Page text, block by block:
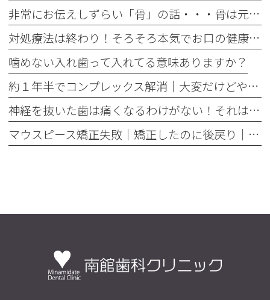
非常にお伝えしずらい「骨」の話・・・骨は元には戻せない？
対処療法は終わり！そろそろ本気でお口の健康とは何かを考えませんか
噛めない入れ歯って入れてる意味ありますか？
約１年半でコンプレックス解消｜大変だけどやって良かった歯の矯正治療
神経を抜いた歯は痛くなるわけがない！それは嘘です
マウスピース矯正失敗｜矯正したのに後戻り｜最近よく聞くけどそれってなんで？